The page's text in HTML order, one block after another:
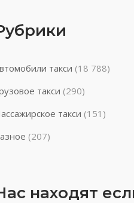
такси (18 788)
такси (290)
такси (151)
(207)
находят